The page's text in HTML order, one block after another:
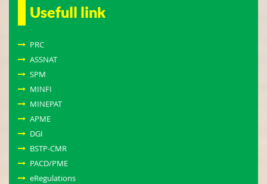
Usefull link
PRC
ASSNAT
SPM
MINFI
MINEPAT
APME
DGI
BSTP-CMR
PACD/PME
eRegulations